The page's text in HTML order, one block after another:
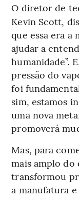
O diretor de
Kevin Scott,
que essa era a
ajudar a
humanidade”.
pressão do
foi
sim, estamos
uma nova
promoverá
Mas, para
mais amplo do
transformou
a manufatura